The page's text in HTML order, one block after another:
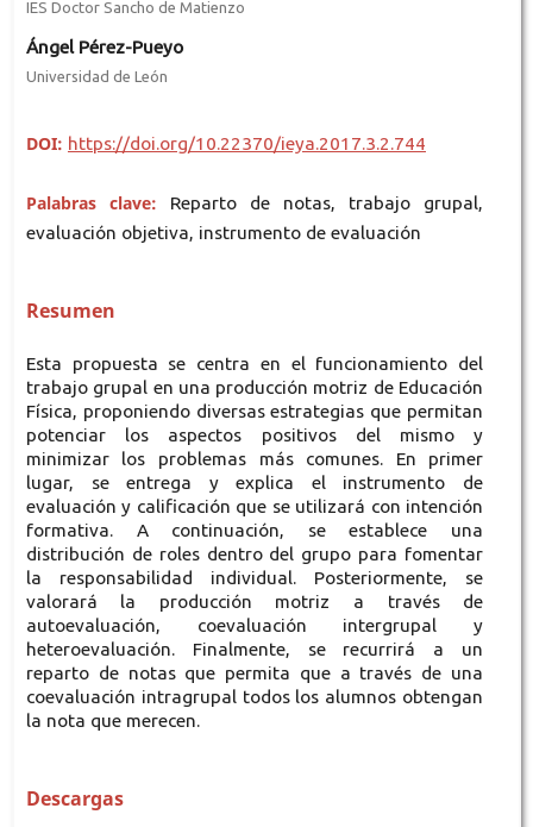
IES Doctor Sancho de Matienzo
Ángel Pérez-Pueyo
Universidad de León
DOI: https://doi.org/10.22370/ieya.2017.3.2.744
Palabras clave:
Reparto de notas, trabajo grupal,
evaluación objetiva, instrumento de evaluación
Resumen
Esta propuesta se centra en el funcionamiento del
trabajo grupal en una producción motriz de Educación
Física, proponiendo diversas estrategias que permitan
potenciar los aspectos positivos del mismo y
minimizar los problemas más comunes. En primer
lugar, se entrega y explica el instrumento de
evaluación y calificación que se utilizará con intención
formativa. A continuación, se establece una
distribución de roles dentro del grupo para fomentar
la responsabilidad individual. Posteriormente, se
valorará la producción motriz a través de
autoevaluación, coevaluación intergrupal y
heteroevaluación. Finalmente, se recurrirá a un
reparto de notas que permita que a través de una
coevaluación intragrupal todos los alumnos obtengan
la nota que merecen.
Descargas